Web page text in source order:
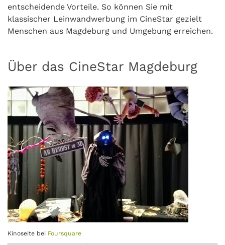
entscheidende Vorteile. So können Sie mit
klassischer Leinwandwerbung im CineStar gezielt
Menschen aus Magdeburg und Umgebung erreichen.
Über das CineStar Magdeburg
Kinoseite bei Foursquare